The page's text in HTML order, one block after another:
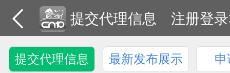
提交代理信息 注册登
提交代理信息 最新发布展示 申